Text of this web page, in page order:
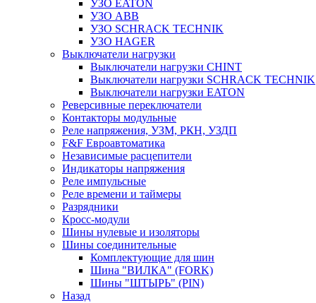
УЗО EATON
УЗО ABB
УЗО SCHRACK TECHNIK
УЗО HAGER
Выключатели нагрузки
Выключатели нагрузки CHINT
Выключатели нагрузки SCHRACK TECHNIK
Выключатели нагрузки EATON
Реверсивные переключатели
Контакторы модульные
Реле напряжения, УЗМ, РКН, УЗДП
F&F Евроавтоматика
Независимые расцепители
Индикаторы напряжения
Реле импульсные
Реле времени и таймеры
Разрядники
Кросс-модули
Шины нулевые и изоляторы
Шины соединительные
Комплектующие для шин
Шина "ВИЛКА" (FORK)
Шины "ШТЫРЬ" (PIN)
Назад